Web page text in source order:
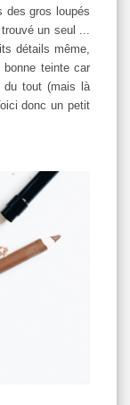
des gros loupés
un seul ...
détails même,
teinte car
du tout (mais là
donc un petit